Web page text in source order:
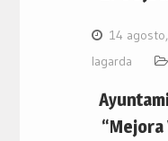
14
lagarda